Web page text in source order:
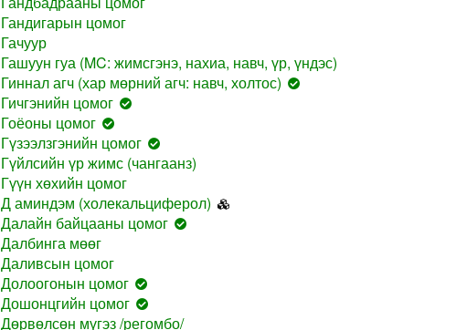
Гандигарын цомог
Гачуур
Гашуун гуа (MC: жимсгэнэ, нахиа, навч, үр, үндэс)
Гиннал агч (хар мөрний агч: навч, холтос)
Гичгэнийн цомог
Гоёоны цомог
Гүзээлзгэнийн цомог
Гүйлсийн үр жимс (чангаанз)
Гүүн хөхийн цомог
Д аминдэм (холекальциферол)
Далайн байцааны цомог
Далбинга мөөг
Даливсын цомог
Долоогонын цомог
Дошонцгийн цомог
Дөрвөлсөн мүгэз /регомбо/